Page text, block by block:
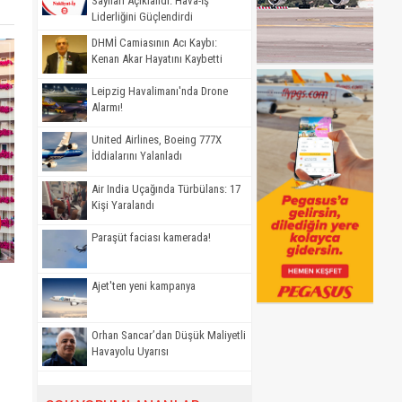
Liderliğini Güçlendirdi
DHMİ Camiasının Acı Kaybı:
Kenan Akar Hayatını Kaybetti
Leipzig Havalimanı'nda Drone
Alarmı!
United Airlines, Boeing 777X
İddialarını Yalanladı
Air India Uçağında Türbülans: 17
Kişi Yaralandı
Paraşüt faciası kamerada!
Ajet'ten yeni kampanya
Orhan Sancar’dan Düşük Maliyetli
Havayolu Uyarısı